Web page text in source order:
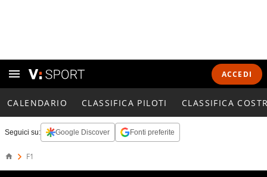
ACCEDI
CALENDARIO CLASSIFICA PILOTI CLASSIFICA
Seguici su: Google Discover Fonti preferite
F1